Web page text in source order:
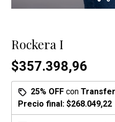
Rockera I
$357.398,96
25% OFF con
Precio final:$268.049,22